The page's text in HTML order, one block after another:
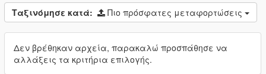
Ταξινόμησε κατά: Πιο πρόσφατες μεταφορτώσεις
Δεν βρέθηκαν αρχεία, παρακαλώ προσπάθησε να
αλλάξεις τα κριτήρια επιλογής.